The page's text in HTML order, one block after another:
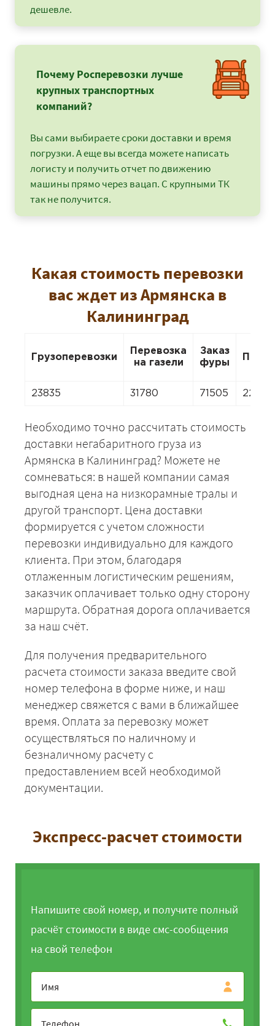
дешевле.
Почему Росперевозки лучше
крупных транспортных
компаний?
Вы сами выбираете сроки доставки и время
погрузки. А еще вы всегда можете написать
логисту и получить отчет по движению
машины прямо через вацап. С крупными ТК
так не получится.
Какая стоимость перевозки
вас ждет из Армянска в
Калининград
Грузоперевозки
Перевозка
на газели
Заказ
фуры
23835 31780 71505 22246
Необходимо точно рассчитать стоимость
доставки негабаритного груза из
Армянска в Калининград? Можете не
сомневаться: в нашей компании самая
выгодная цена на низкорамные тралы и
другой транспорт. Цена доставки
формируется с учетом сложности
перевозки индивидуально для каждого
клиента. При этом, благодаря
отлаженным логистическим решениям,
заказчик оплачивает только одну сторону
маршрута. Обратная дорога оплачивается
за наш счёт.
Для получения предварительного
расчета стоимости заказа введите свой
номер телефона в форме ниже, и наш
менеджер свяжется с вами в ближайшее
время. Оплата за перевозку может
осуществляться по наличному и
безналичному расчету с
предоставлением всей необходимой
документации.
Экспресс-расчет стоимости
Напишите свой номер, и получите полный
расчёт стоимости в виде смс-сообщения
на свой телефон